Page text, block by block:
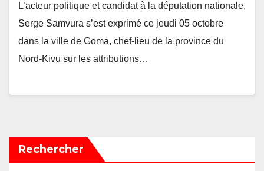
L’acteur politique et candidat à la députation nationale,
Serge Samvura s’est exprimé ce jeudi 05 octobre
dans la ville de Goma, chef-lieu de la province du
Nord-Kivu sur les attributions…
Rechercher